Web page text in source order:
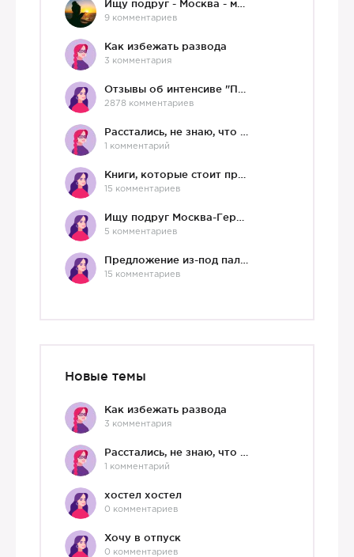
9 комментариев
Как избежать развода
3 комментария
2878 комментариев
1 комментарий
15 комментариев
5 комментариев
15 комментариев
Новые темы
Как избежать развода
3 комментария
1 комментарий
хостел хостел
0 комментариев
Хочу в отпуск
0 комментариев